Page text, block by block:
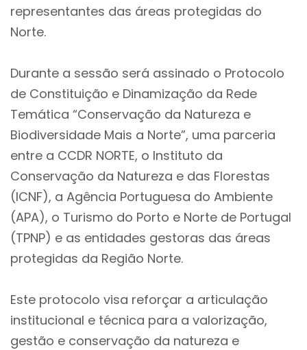
representantes das áreas protegidas do
Norte.
Durante a sessão será assinado o Protocolo
de Constituição e Dinamização da Rede
Temática “Conservação da Natureza e
Biodiversidade Mais a Norte”, uma parceria
entre a CCDR NORTE, o Instituto da
Conservação da Natureza e das Florestas
(ICNF), a Agência Portuguesa do Ambiente
(APA), o Turismo do Porto e Norte de Portugal
(TPNP) e as entidades gestoras das áreas
protegidas da Região Norte.
Este protocolo visa reforçar a articulação
institucional e técnica para a valorização,
gestão e conservação da natureza e